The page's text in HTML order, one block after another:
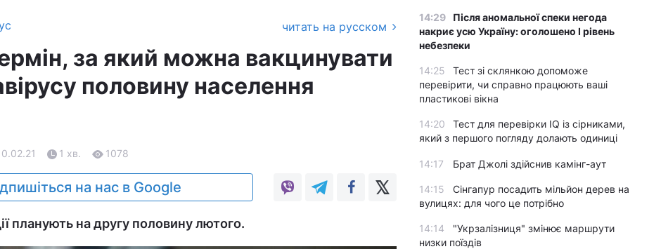
читать на русском
за який можна вакцинувати
половину населення
1 хв. 1078
на нас в Google
планують на другу половину лютого.
14:29
Після аномальної спеки негода
накриє усю Україну: оголошено І рівень
небезпеки
14:25
Тест зі склянкою допоможе
перевірити, чи справно працюють ваші
пластикові вікна
14:20
Тест для перевірки IQ із сірниками,
який з першого погляду долають одиниці
14:17 Брат Джолі здійснив камінг-аут
14:15
Сінгапур посадить мільйон дерев на
вулицях: для чого це потрібно
14:14
"Укрзалізниця" змінює маршрути
низки поїздів